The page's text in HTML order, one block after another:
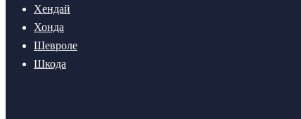
Хендай
Хонда
Шевроле
Шкода